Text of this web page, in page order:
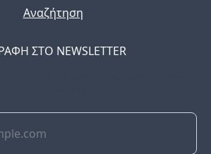
Αναζήτηση
ΣΤΟ NEWSLETTER